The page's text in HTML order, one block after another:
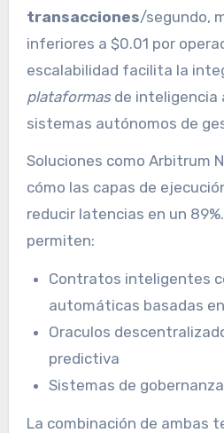
transacciones/segundo,
inferiores a $0.01 por
escalabilidad facilita la
plataformasde inteligencia
sistemas autónomos de
Soluciones como Arbitrum
cómo las capas de
reducir latencias en un
permiten:
Contratos inteligentes
automáticas basadas
Oraculos
predictiva
Sistemas de
La combinación de ambas